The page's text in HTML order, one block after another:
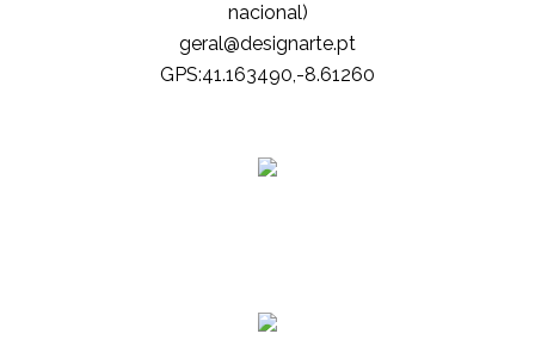
nacional)
tp.etrangised@lareg
GPS:41.163490,-8.61260